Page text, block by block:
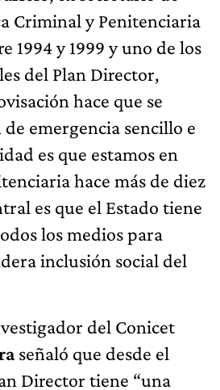
Criminal y Penitenciaria
1994 y 1999 y uno de los
del Plan Director,
hace que se
emergencia sencillo e
es que estamos en
hace más de diez
es que el Estado tiene
los medios para
inclusión social del
del Conicet
señaló que desde el
Director tiene “una